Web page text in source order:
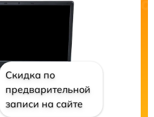
Скидка по
предварительной
записи на сайте